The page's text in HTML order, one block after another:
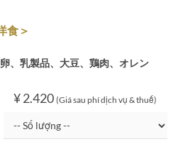
食＞
、乳製品、大豆、鶏肉、オレン
¥ 2.420 (Giá sau phí dịch vụ & thuế)